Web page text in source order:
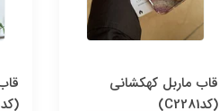
قاب ماربل کهکشانی
(کدC2281)
(کدC2280)